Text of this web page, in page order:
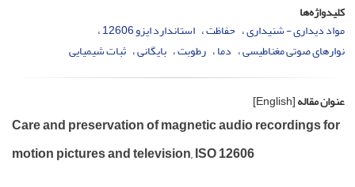
کلیدواژه‌ها
مواد دیداری - شنیداری حفاظت استاندارد ایزو 12606
نوارهای صوتی مغناطیسی دما رطوبت بایگانی ثبات شیمیایی
عنوان مقاله[English]
Care and preservation of magnetic audio recordings for
motion pictures and television, ISO 12606